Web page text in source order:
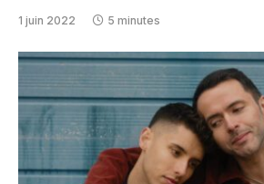
1 juin 2022 5 minutes